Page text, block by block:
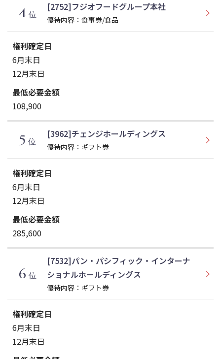
4位
[2752]フジオフードグループ本社
優待内容：食事券/食品
6月末日
12月末日
108,900
5 位
[3962]チェンジホールディングス
優待内容：ギフト券
6月末日
12月末日
285,600
6 位
[7532]パン・パシフィック・インターナ
ショナルホールディングス
優待内容：ギフト券
6月末日
12月末日